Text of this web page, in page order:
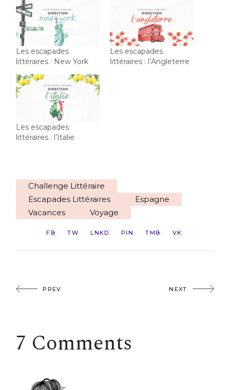
Les escapades
littéraires : New York
Les escapades
littéraires : l’Angleterre
Les escapades
littéraires : l’Italie
Challenge Littéraire
Escapades Littéraires
Espagne
Vacances
Voyage
FB TW LNKD PIN TMB VK
PREV NEXT
7 Comments